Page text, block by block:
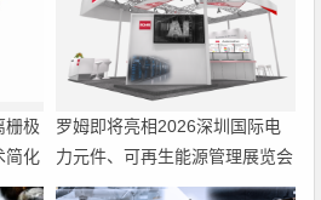
栅极
简化
罗姆即将亮相2026深圳国际电
力元件、可再生能源管理展览会
暨研讨会